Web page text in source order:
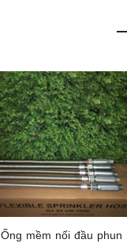
Ống mềm nối đầu phun